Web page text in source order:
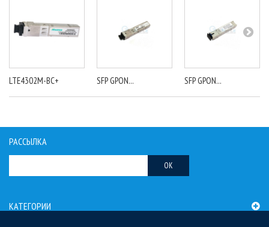
LTE4302M-BC+ SFP GPON... SFP GPON...
РАССЫЛКА
OK
КАТЕГОРИИ